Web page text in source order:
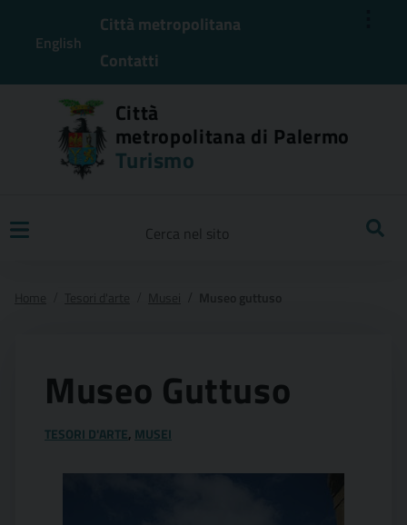
English
Città metropolitana
Contatti
Città
metropolitana di Palermo
Turismo
Museo Guttuso
TESORI D'ARTE, MUSEI